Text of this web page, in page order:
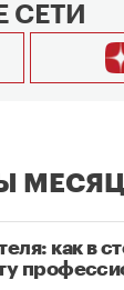
как в